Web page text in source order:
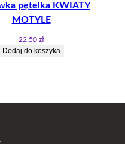
pętelka KWIATY
MOTYLE
22.50 zł
Dodaj do koszyka